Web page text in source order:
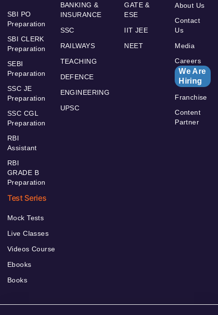
SBI PO
Preparation
SBI CLERK
Preparation
SEBI
Preparation
SSC JE
Preparation
SSC CGL
Preparation
RBI
Assistant
RBI
GRADE B
Preparation
BANKING &
INSURANCE
SSC
RAILWAYS
TEACHING
DEFENCE
ENGINEERING
UPSC
GATE &
ESE
IIT JEE
NEET
About Us
Contact
Us
Media
Careers
We Are
Hiring
Franchise
Content
Partner
Test Series
Mock Tests
Live Classes
Videos Course
Ebooks
Books